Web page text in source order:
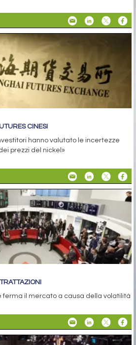
CINESI
hanno valutato le incertezze
prezzi del nickel»
ferma il mercato a causa della volatilità